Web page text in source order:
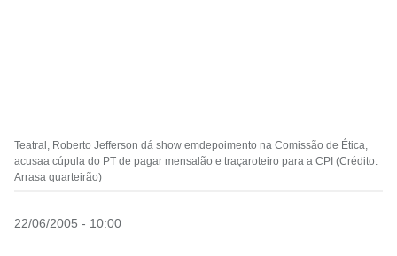
Teatral, Roberto Jefferson dá show emdepoimento na Comissão de Ética,
acusaa cúpula do PT de pagar mensalão e traçaroteiro para a CPI (Crédito:
Arrasa quarteirão)
22/06/2005 - 10:00